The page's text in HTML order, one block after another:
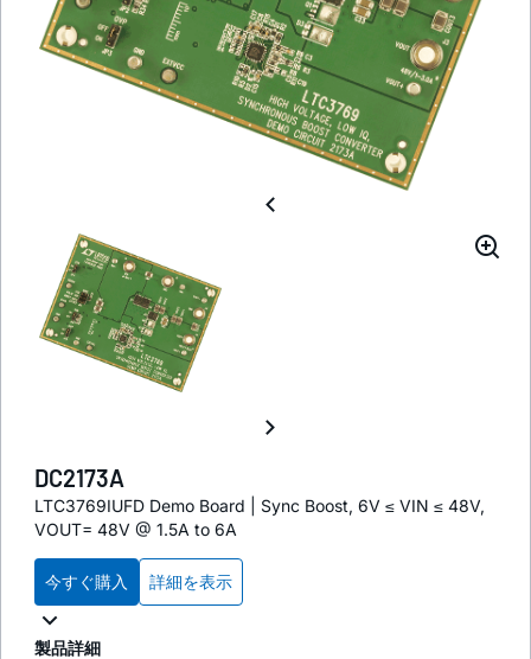
DC2173A
LTC3769IUFD Demo Board | Sync Boost, 6V ≤ VIN ≤ 48V,
VOUT= 48V @ 1.5A to 6A
今すぐ購入 詳細を表示
製品詳細